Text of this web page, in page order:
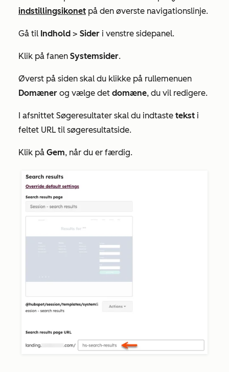
indstillingsikonet på den øverste navigationslinje.
Gå til Indhold > Sider i venstre sidepanel.
Klik på fanen Systemsider.
Øverst på siden skal du klikke på rullemenuen
Domæner og vælge det domæne, du vil redigere.
I afsnittet Søgeresultater skal du indtaste tekst i
feltet URL til søgeresultatside.
Klik på Gem, når du er færdig.